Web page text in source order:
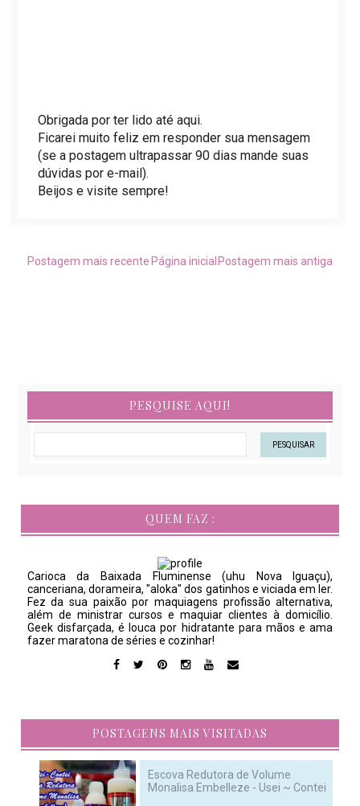
Obrigada por ter lido até aqui.
Ficarei muito feliz em responder sua mensagem
(se a postagem ultrapassar 90 dias mande suas
dúvidas por e-mail).
Beijos e visite sempre!
Postagem mais recente Postagem mais antiga
Página inicial
PESQUISE AQUI!
QUEM FAZ :
Carioca da Baixada Fluminense (uhu Nova Iguaçu),
canceriana, dorameira, "aloka" dos gatinhos e viciada em ler.
Fez da sua paixão por maquiagens profissão alternativa,
além de ministrar cursos e maquiar clientes à domicílio.
Geek disfarçada, é louca por hidratante para mãos e ama
fazer maratona de séries e cozinhar!
POSTAGENS MAIS VISITADAS
Escova Redutora de Volume
Monalisa Embelleze - Usei ~ Contei